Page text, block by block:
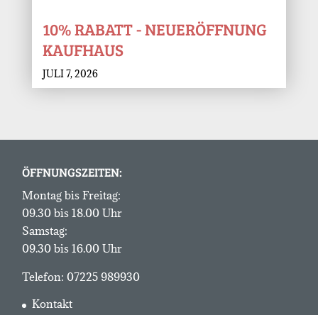
10% RABATT - NEUERÖFFNUNG
KAUFHAUS
JULI 7, 2026
ÖFFNUNGSZEITEN:
Montag bis Freitag:
09.30 bis 18.00 Uhr
Samstag:
09.30 bis 16.00 Uhr
Telefon: 07225 989930
Kontakt